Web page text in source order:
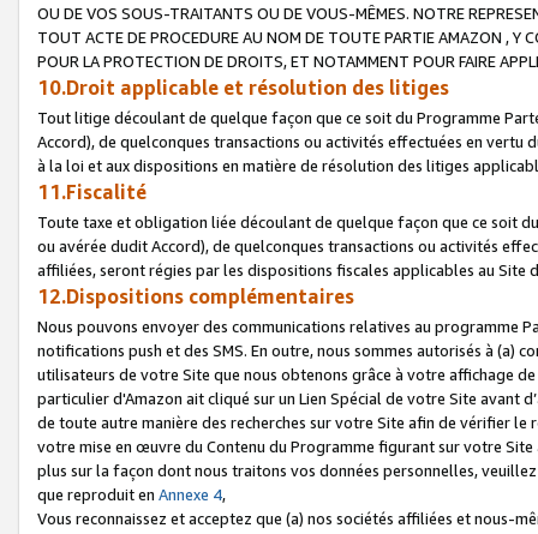
OU DE VOS SOUS-TRAITANTS OU DE VOUS-MÊMES. NOTRE
TOUT ACTE DE PROCEDURE AU NOM DE TOUTE PARTIE AMAZON , Y
POUR LA PROTECTION DE DROITS, ET NOTAMMENT POUR FAIRE
10.Droit applicable et résolution des litiges
Tout litige découlant de quelque façon que ce soit du Programme
Accord), de quelconques transactions ou activités effectuées en vertu
à la loi et aux dispositions en matière de résolution des litiges
11.Fiscalité
Toute taxe et obligation liée découlant de quelque façon que ce soit
ou avérée dudit Accord), de quelconques transactions ou activités
affiliées, seront régies par les dispositions fiscales applicables au Site
12.Dispositions complémentaires
Nous pouvons envoyer des communications relatives au programme
notifications push et des SMS. En outre, nous sommes autorisés à
utilisateurs de votre Site que nous obtenons grâce à votre affichage
particulier d'Amazon ait cliqué sur un Lien Spécial de votre Site avant
de toute autre manière des recherches sur votre Site afin de vérifier
votre mise en œuvre du Contenu du Programme figurant sur votre
plus sur la façon dont nous traitons vos données personnelles,
que reproduit en Annexe 4,
Vous reconnaissez et acceptez que (a) nos sociétés affiliées et nous-